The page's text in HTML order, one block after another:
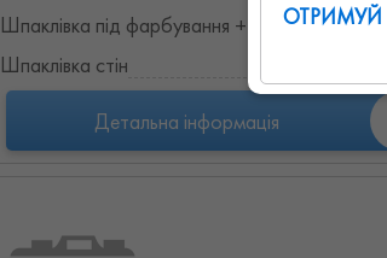
Шпаклівка під фарбування + зачистка
Шпаклівка стін
Детальна інформація
ОТРИМУЙ